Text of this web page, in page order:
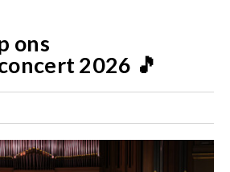
ons
2026 🎵